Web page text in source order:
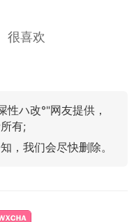
很喜欢
ハ改°"网友提供，
有;
，我们会尽快删除。